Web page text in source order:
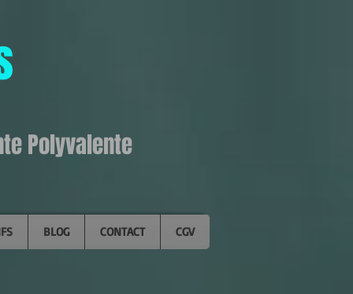
Polyvalente
BLOG CONTACT CGV